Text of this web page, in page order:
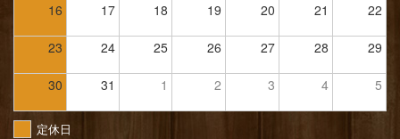
16 17 18 19 20 21 22
23 24 25 26 27 28 29
30 31 1 2 3 4 5
定休日